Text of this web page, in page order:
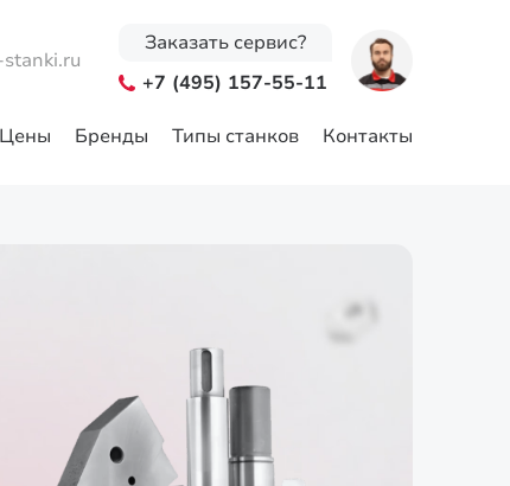
Цены Бренды Типы станков Контакты
Заказать сервис?
+7 (495) 157-55-11